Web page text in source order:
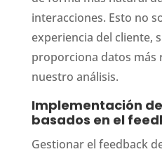
interacciones. Esto no
experiencia del cliente,
proporciona datos más
nuestro análisis.
Implementación
basados en el
Gestionar el feedback